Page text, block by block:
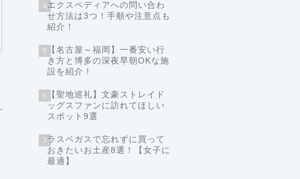
4エクスペディアへの問い合わ
せ方法は3つ！手順や注意点も
紹介！
5 【名古屋～福岡】一番安い行
き方と博多の深夜早朝OKな施
設を紹介！
6 【聖地巡礼】文豪ストレイド
ッグスファンに訪れてほしい
スポット9選
7ラスベガスで忘れずに買って
おきたいお土産8選！【女子に
最適】